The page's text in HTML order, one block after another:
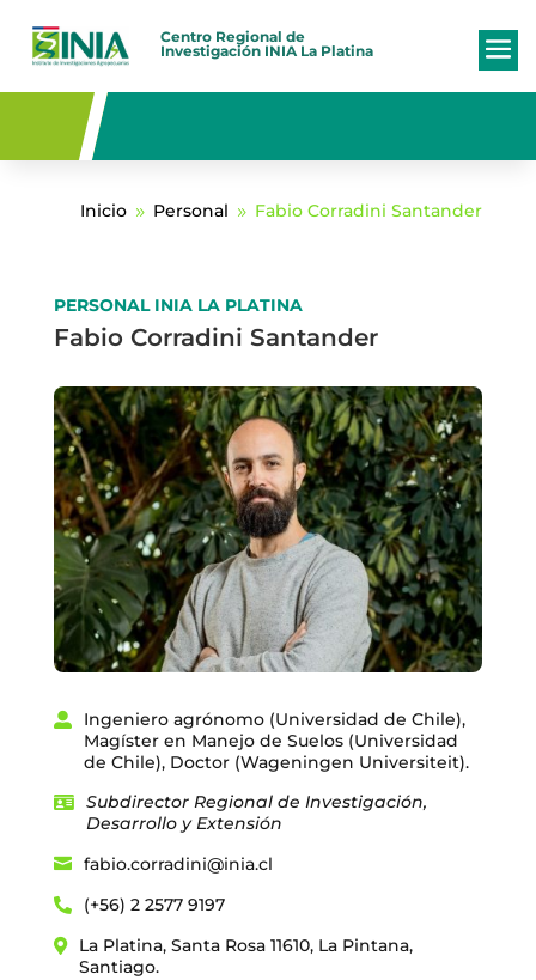
Centro Regional de
Investigación INIA La Platina
Inicio 9 Personal 9 Fabio Corradini Santander
PERSONAL INIA LA PLATINA
Fabio Corradini Santander
Ingeniero agrónomo (Universidad de Chile),
Magíster en Manejo de Suelos (Universidad
de Chile), Doctor (Wageningen Universiteit).
Subdirector Regional de Investigación,
Desarrollo y Extensión
fabio.corradini@inia.cl
(+56) 2 2577 9197
La Platina, Santa Rosa 11610, La Pintana,
Santiago.